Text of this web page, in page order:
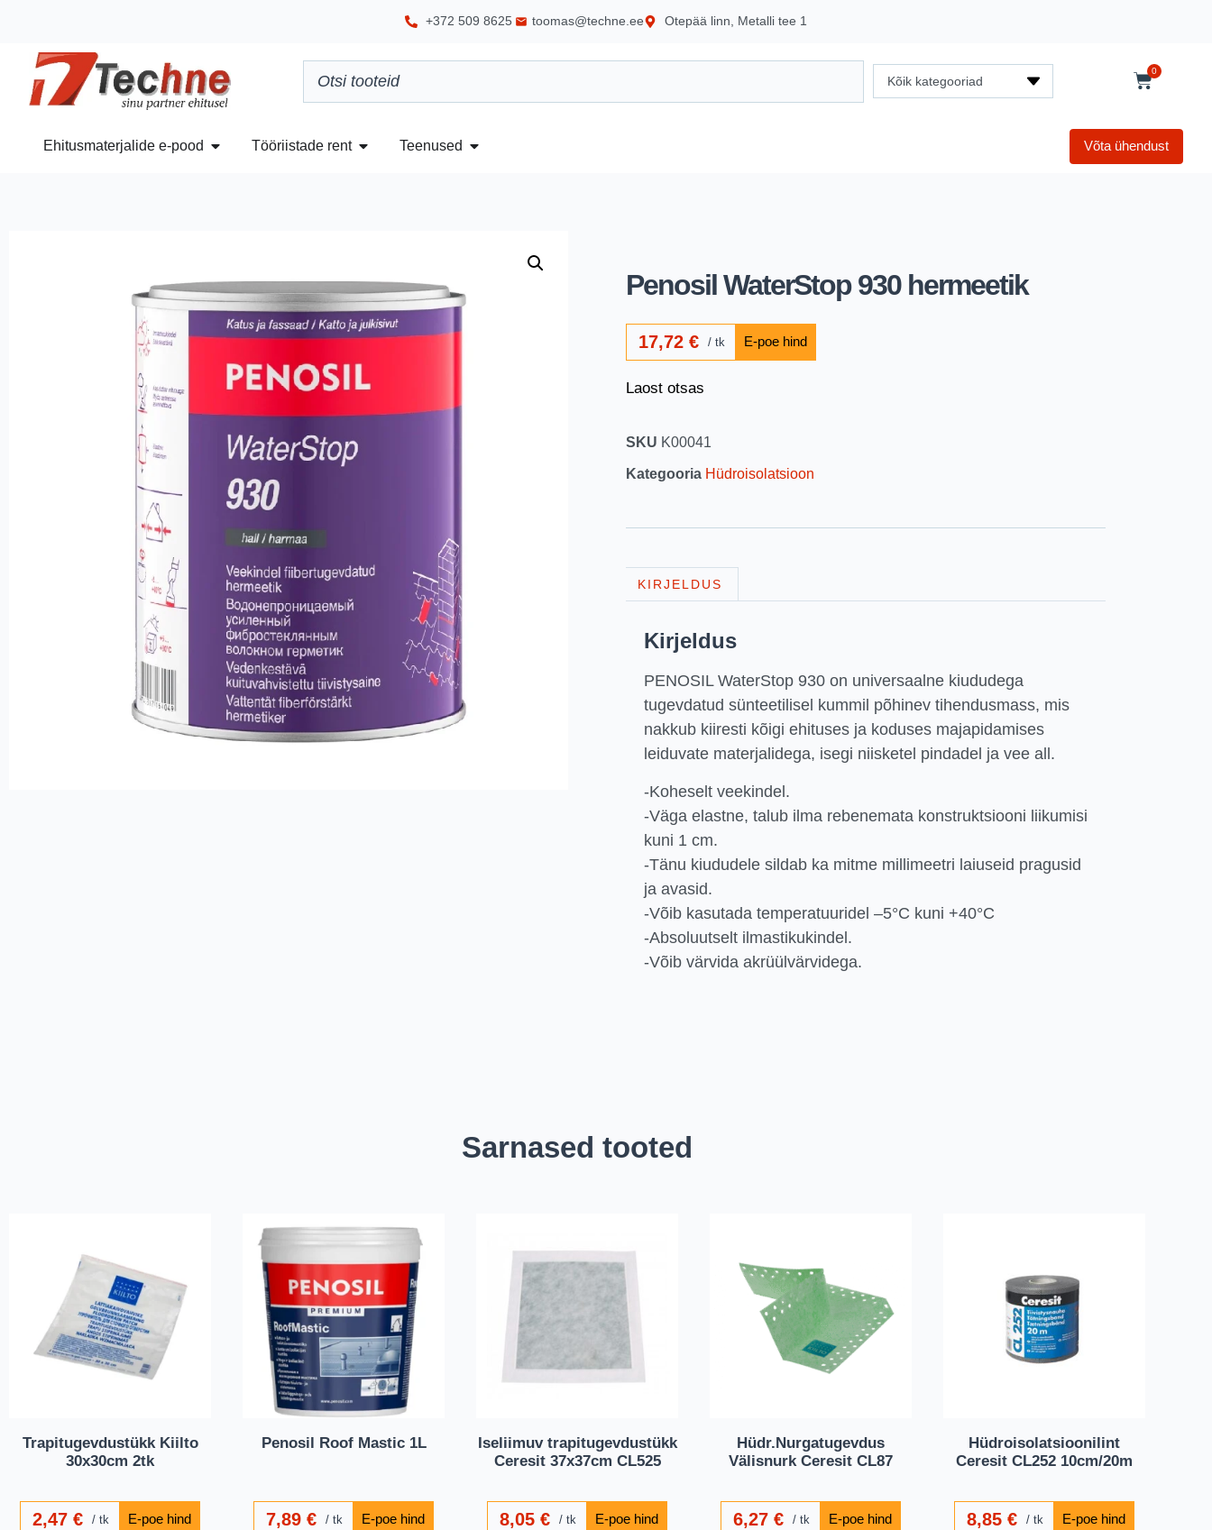
+372 509 8625 toomas@techne.ee Otepää linn, Metalli tee 1
Kõik kategooriad
0
Ehitusmaterjalide e-pood Tööriistade rent Teenused Võta ühendust
Penosil WaterStop 930 hermeetik
17,72€ tk
Laost otsas
SKU K00041
Kategooria Hüdroisolatsioon
KIRJELDUS
Kirjeldus
PENOSIL WaterStop 930 on universaalne kiududega
tugevdatud sünteetilisel kummil põhinev tihendusmass, mis
nakkub kiiresti kõigi ehituses ja koduses majapidamises
leiduvate materjalidega, isegi niisketel pindadel ja vee all.
-Koheselt veekindel.
-Väga elastne, talub ilma rebenemata konstruktsiooni liikumisi
kuni 1 cm.
-Tänu kiududele sildab ka mitme millimeetri laiuseid pragusid
ja avasid.
-Võib kasutada temperatuuridel –5°C kuni +40°C
-Absoluutselt ilmastikukindel.
-Võib värvida akrüülvärvidega.
Sarnased tooted
Trapitugevdustükk Kiilto
30x30cm 2tk
2,47€ tk
Penosil Roof Mastic 1L
7,89€ tk
Iseliimuv trapitugevdustükk
Ceresit 37x37cm CL525
8,05€ tk
Hüdr.Nurgatugevdus
Välisnurk Ceresit CL87
6,27€ tk
Hüdroisolatsioonilint
Ceresit CL252 10cm/20m
8,85€ tk